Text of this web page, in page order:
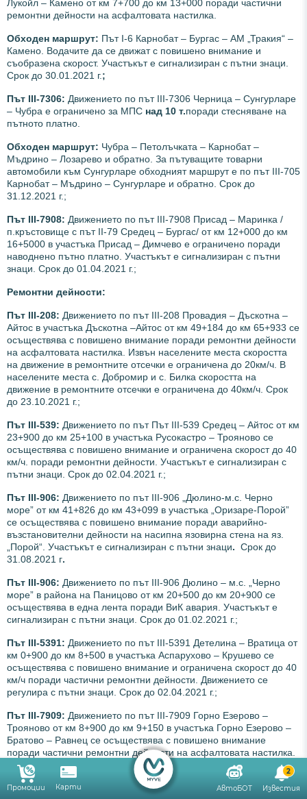
Промоции Карти АвтоБОТ
2
Известия
Лукойл – Камено от км 7+700 до км 13+000 поради частични
ремонтни дейности на асфалтовата настилка.
Обходен маршрут: Път I-6 Карнобат – Бургас – АМ „Тракия“ –
Камено. Водачите да се движат с повишено внимание и
съобразена скорост. Участъкът е сигнализиран с пътни знаци.
Срок до 30.01.2021 г.;
Път III-7306: Движението по път ІІІ-7306 Черница – Сунгурларе
– Чубра е ограничено за МПС над 10 т.поради стесняване на
пътното платно.
Обходен маршрут: Чубра – Петолъчката – Карнобат –
Мъдрино – Лозарево и обратно. За пътуващите товарни
автомобили към Сунгурларе обходният маршрут е по път III-705
Карнобат – Мъдрино – Сунгурларе и обратно. Срок до
31.12.2021 г.;
Път III-7908: Движението по път III-7908 Присад – Маринка /
п.кръстовище с път II-79 Средец – Бургас/ от км 12+000 до км
16+5000 в участъка Присад – Димчево е ограничено поради
наводнено пътно платно. Участъкът е сигнализиран с пътни
знаци. Срок до 01.04.2021 г.;
Ремонтни дейности:
Път III-208: Движението по път ІІІ-208 Провадия – Дъскотна –
Айтос в участъка Дъскотна –Айтос от км 49+184 до км 65+933 се
осъществява с повишено внимание поради ремонтни дейности
на асфалтовата настилка. Извън населените места скоростта
на движение в ремонтните отсечки е ограничена до 20км/ч. В
населените места с. Добромир и с. Билка скоростта на
движение в ремонтните отсечки е ограничена до 40км/ч. Срок
до 23.10.2021 г.;
Път III-539: Движението по път Път III-539 Средец – Айтос от км
23+900 до км 25+100 в участъка Русокастро – Трояново се
осъществява с повишено внимание и ограничена скорост до 40
км/ч. поради ремонтни дейности. Участъкът е сигнализиран с
пътни знаци. Срок до 02.04.2021 г.;
Път III-906: Движението по път ІІІ-906 „Дюлино-м.с. Черно
море” от км 41+826 до км 43+099 в участъка „Оризаре-Порой”
се осъществява с повишено внимание поради аварийно-
възстановителни дейности на насипна язовирна стена на яз.
„Порой“. Участъкът е сигнализиран с пътни знаци. Срок до
31.08.2021 г.
Път III-906: Движението по път ІІІ-906 Дюлино – м.с. „Черно
море” в района на Паницово от км 20+500 до км 20+900 се
осъществява в една лента поради ВиК авария. Участъкът е
сигнализиран с пътни знаци. Срок до 01.02.2021 г.;
Път III-5391: Движението по път III-5391 Детелина – Вратица от
км 0+900 до км 8+500 в участъка Аспарухово – Крушево се
осъществява с повишено внимание и ограничена скорост до 40
км/ч поради частични ремонтни дейности. Движението се
регулира с пътни знаци. Срок до 02.04.2021 г.;
Път ІІІ-7909: Движението по път III-7909 Горно Езерово –
Трояново от км 8+900 до км 9+150 в участъка Горно Езерово –
Братово – Равнец се осъществява с повишено внимание
поради частични ремонтни дейности на асфалтовата настилка.
Скоростта на движение е ограничена до 50 км/ч. Участъкът е
сигнализиран с пътни знаци. Срок до 01.02.2021 г.